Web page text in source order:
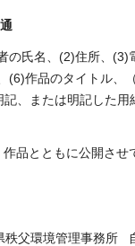
の氏名、(2)住所、(3)
(6)作品のタイトル、
、または明記した用
品とともに公開させ
秩父環境管理事務所